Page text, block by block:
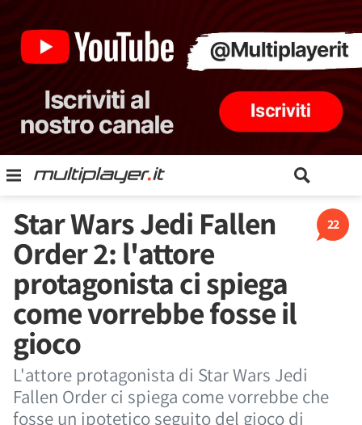
22
Star Wars Jedi Fallen
Order 2: l'attore
protagonista ci spiega
come vorrebbe fosse il
gioco
L'attore protagonista di Star Wars Jedi
Fallen Order ci spiega come vorrebbe che
fosse un ipotetico seguito del gioco di